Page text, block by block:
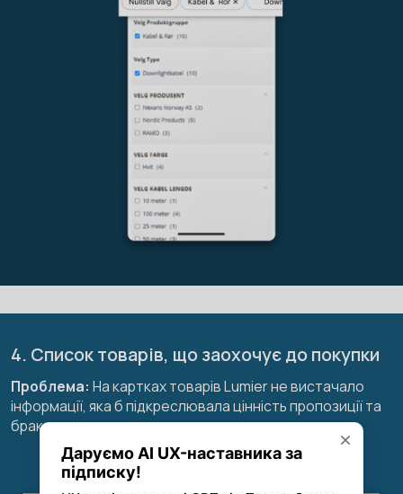
4. Список товарів, що заохочує до покупки
Проблема: На картках товарів Lumier не вистачало
інформації, яка б підкреслювала цінність пропозиції та
брак ключових характеристик кожного продукту.